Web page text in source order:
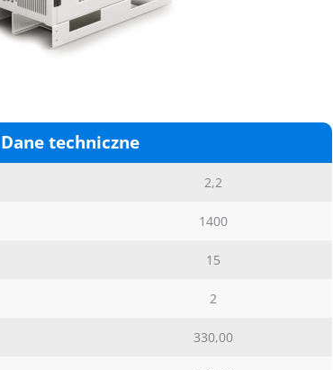
Dane techniczne
2,2
1400
15
2
330,00